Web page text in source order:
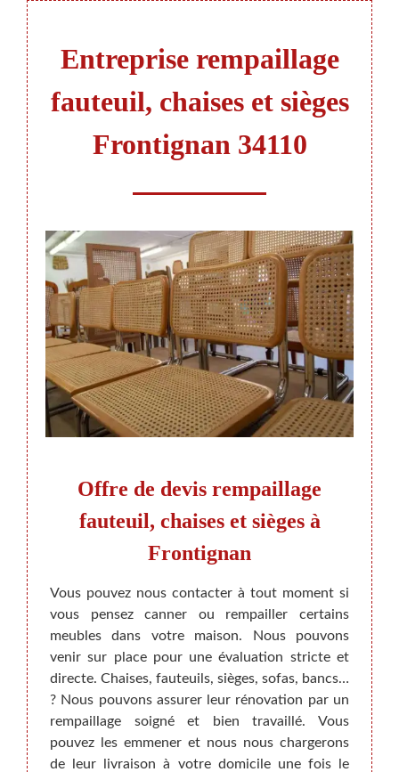
Entreprise rempaillage
fauteuil, chaises et sièges
Frontignan 34110
et
se
est
sont
sont
Offre de devis rempaillage
fauteuil, chaises et sièges à
Frontignan
Vous pouvez nous contacter à tout moment si
vous pensez canner ou rempailler certains
meubles dans votre maison. Nous pouvons
venir sur place pour une évaluation stricte et
directe. Chaises, fauteuils, sièges, sofas, bancs…
? Nous pouvons assurer leur rénovation par un
rempaillage soigné et bien travaillé. Vous
pouvez les emmener et nous nous chargerons
de leur livraison à votre domicile une fois le
La
toute